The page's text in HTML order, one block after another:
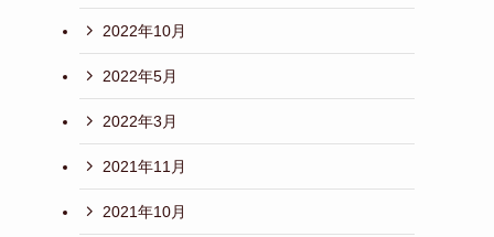
2022年10月
2022年5月
2022年3月
2021年11月
2021年10月